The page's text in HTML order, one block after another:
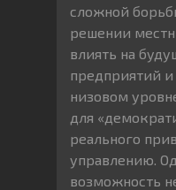
сложной
решении
влиять на
предприятий и
низовом
для
реального
управлению.
возможность